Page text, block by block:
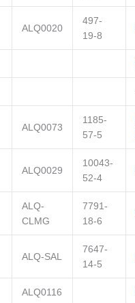
ALQ0020
497-
19-8
ALQ0073
1185-
57-5
ALQ0029
10043-
52-4
ALQ-
CLMG
7791-
18-6
ALQ-SAL
7647-
14-5
ALQ0116